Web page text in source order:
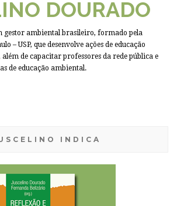
DOURADO
gestor ambiental brasileiro, formado pela
– USP, que desenvolve ações de educação
de capacitar professores da rede pública e
de educação ambiental.
INDICA